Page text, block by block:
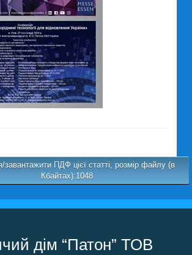
завантажити ПДФ цієї статті, розмір файлу (в
Кбайтах):1048
дім “Патон” ТОВ